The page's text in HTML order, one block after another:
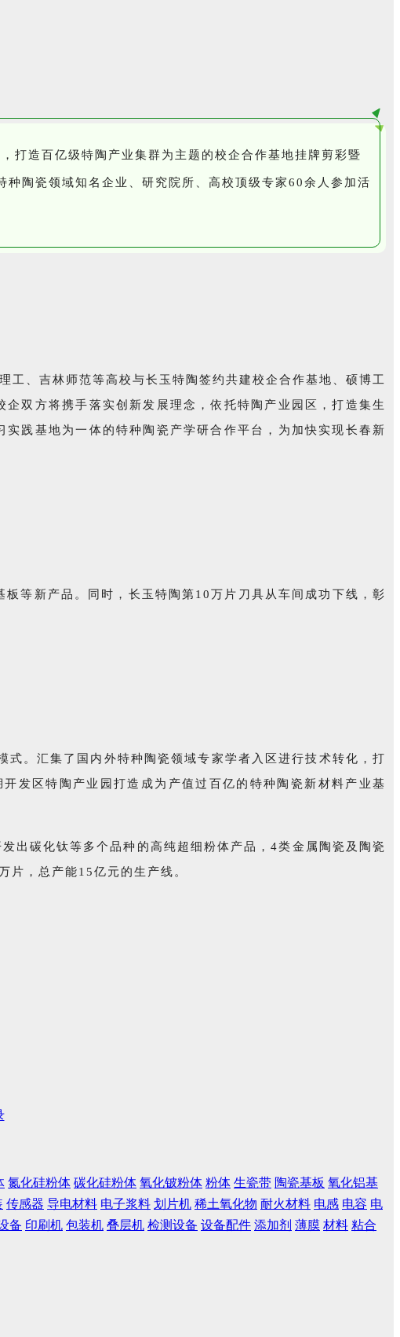
打造百亿级特陶产业集群为主题的校企合作基地挂牌剪彩暨
陶瓷领域知名企业、研究院所、高校顶级专家60余人参加活
、吉林师范等高校与长玉特陶签约共建校企合作基地、硕博工
双方将携手落实创新发展理念，依托特陶产业园区，打造集生
践基地为一体的特种陶瓷产学研合作平台，为加快实现长春新
等新产品。同时，长玉特陶第10万片刀具从车间成功下线，彰
。汇集了国内外特种陶瓷领域专家学者入区进行技术转化，打
发区特陶产业园打造成为产值过百亿的特种陶瓷新材料产业基
出碳化钛等多个品种的高纯超细粉体产品，4类金属陶瓷及陶瓷
片，总产能15亿元的生产线。
氮化硅粉体 碳化硅粉体 氧化铍粉体 粉体 生瓷带 陶瓷基板 氧化铝基
传感器 导电材料 电子浆料 划片机 稀土氧化物 耐火材料 电感 电容 电
备 印刷机 包装机 叠层机 检测设备 设备配件 添加剂 薄膜 材料 粘合